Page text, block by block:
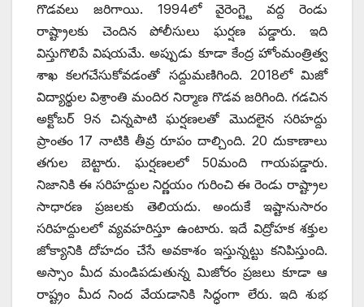
గొడవలు జరిగాయి. 1994లో వైరెంగ్ట్టె వద్ద రెండు
రాష్ట్రాలకు చెందిన పోలీసులు ఘర్షణ పడ్డారు. ఇది
విస్తుగొలిపే విషయమే. అప్పుడు కూడా కేంద్ర హోంమంత్రిత్వ
శాఖ కలగచేసుకోవడంతో సద్దుమణిగింది. 2018లో మిజో
విద్యార్థుల విశ్రాంతి మందిర నిర్మాణ గొడవ జరిగింది. గడచిన
అక్టోబర్‌ 9‌న చిన్నపాటి ఘర్షణలతో మొదలైన సరిహద్దు
ప్రాంతం 17 నాటికి తీవ్ర రూపం దాల్చింది. 20 దుకాణాలు
తగుల బెట్టారు. ఘర్షణలలో 50మంది గాయపడ్డారు.
నిజానికి ఈ సరిహద్దుల నిర్ణయం గురించి ఈ రెండు రాష్ట్రాల
సాధారణ ప్రజలకు తెలియదు. అందుకే ఇష్టానుసారం
సరిహద్దులలో వ్యవహరిస్తూ ఉంటారు. ఇదే విద్రోహక శక్తుల
జోక్యానికి దోహదం చేసే అవకాశం ఇస్తున్నట్టు కనిపిస్తుంది.
అస్సాం మీద మండిపడుతున్న మిజోరం ప్రజలు కూడా ఆ
రాష్ట్రం మీద నింద వేయడానికి సిద్ధంగా లేరు. ఇది శుభ